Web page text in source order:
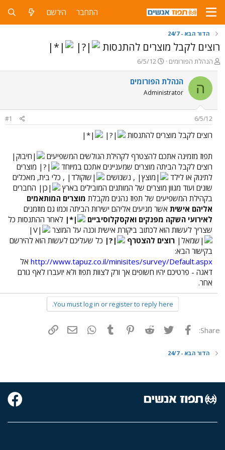
התחבר הירשם
הדור הבא - 24/7
רוצים לקבל מוצרים להתנסות
פ
ו
ת
ח
ה
ש
א
הנהלת הפורומים
פ
ו
ר
ם
ר
6/5/12
ה הנהלת הפורומים
Administrator
6/5/12
#1
רוצים לקבל מוצרים להתנסות
תפוז מזמינה אתכם להצטרף לקהילת הגולשים המשפיעים
רוצים לקבל הביתה מוצרים שמעניינים אתכם במיוחד
מוצרים
לתינוק או לילד
, נשנושים
, כלי בית, מאכלים
שונים ועוד מגוון מוצרים של המותגים המובילים בארץ
החברים
בקהילת המשפיעים של תפוז נהנים מקבלת מוצרים המותאמים
אליהם אישית אשר מגיעים אליהם ישירות הביתה וכמו גם מוזמנים
לאירועי השקה מפנקים ואקסקלוסיביים
לאחר ההתנסות כל
שצריך לעשות הוא לכתוב ביקורת אישית וכנה על המוצר
רוצים להצטרף
כל שעליכם לעשות הוא להירשם
בקישור הבא:
http://www.tapuz.co.il/minisites/survey/Default.aspx אל
דאגה - פרטיכם יהיו חשופים אך ורק לצוות תפוז ולא יועברו לאף גורם
אחר.
You must log in or register to reply here.
Share: פייסבוק Twitter
Reddit
Pinterest
Tumblr
WhatsAppדואר אלקטרוני
הדור הבא - 24/7